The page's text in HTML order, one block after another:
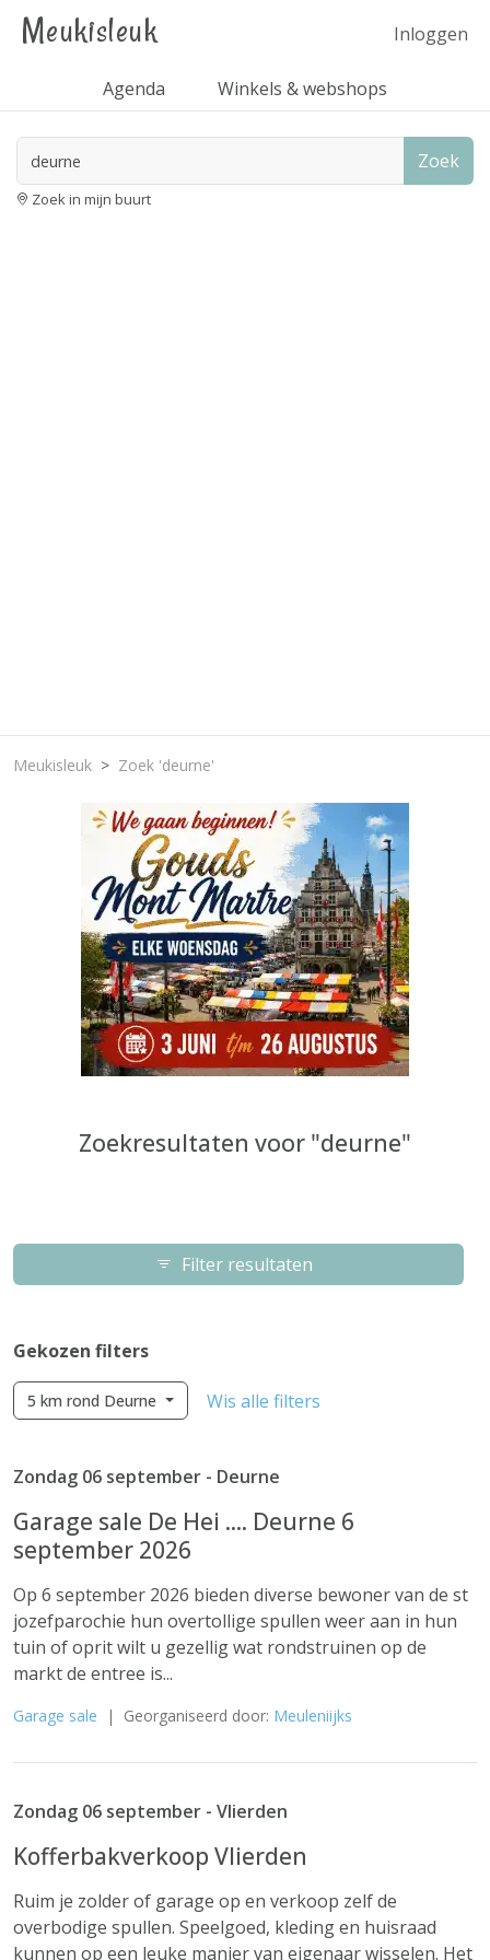
Meukisleuk Inloggen
Agenda Winkels & webshops
Zoek
Zoek in mijn buurt
Meukisleuk Zoek 'deurne'
Zoekresultaten voor "deurne"
Filter resultaten
Gekozen filters
5 km rond Deurne Wis alle filters
Zondag 06 september - Deurne
Garage sale De Hei .... Deurne 6
september 2026
Op 6 september 2026 bieden diverse bewoner van de st
jozefparochie hun overtollige spullen weer aan in hun
tuin of oprit wilt u gezellig wat rondstruinen op de
markt de entree is...
Garage sale | Georganiseerd door: Meuleniijks
Zondag 06 september - Vlierden
Kofferbakverkoop Vlierden
Ruim je zolder of garage op en verkoop zelf de
overbodige spullen. Speelgoed, kleding en huisraad
kunnen op een leuke manier van eigenaar wisselen. Het